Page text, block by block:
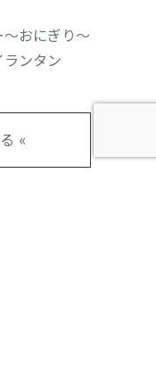
おにぎり～
ンタン
«